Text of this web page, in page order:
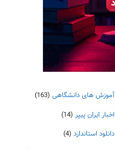
آموزش های دانشگاهی (163)
اخبار ایران پیپر (14)
دانلود استاندارد (4)